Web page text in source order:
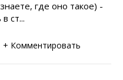
где оно такое) -
ст...
+ Комментировать